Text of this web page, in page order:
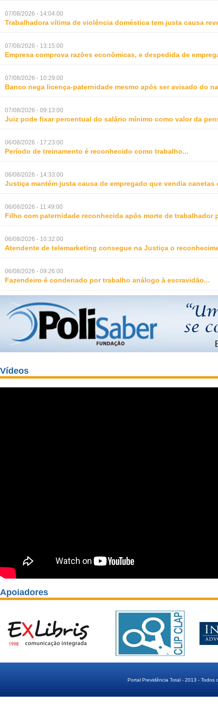
07/08/2026 - 14:04:00
Trabalhadora vítima de violência doméstica tem justa causa
07/08/2026 - 13:15:00
Empresa comprova razões econômicas, e despedida de
07/08/2026 - 10:29:00
Banco nega licença-paternidade mesmo após ser avisado do
07/08/2026 - 09:13:00
Juiz pode fixar percentual do salário mínimo como valor da
06/08/2026 - 17:23:00
Período de treinamento é reconhecido como trabalho...
06/08/2026 - 14:33:00
Justiça mantém justa causa de empregado que vendia canetas
06/08/2026 - 11:49:00
Filho com paternidade reconhecida após morte de trabalhador
06/08/2026 - 10:32:00
Atendente de telemarketing consegue na Justiça o
06/08/2026 - 09:26:00
Fazendeiro é condenado por trabalho análogo à escravidão...
Vídeos
Apoiadores
Portal Previdência Total - 2013 - Todos